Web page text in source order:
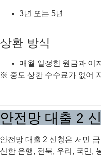
3년 또는 5년
상환 방식
매월 일정한 원금과 이
※ 중도 상환 수수료가 없어
안전망 대출 2
안전망 대출 2 신청은 서민
신한 은행, 전북, 우리, 국민,